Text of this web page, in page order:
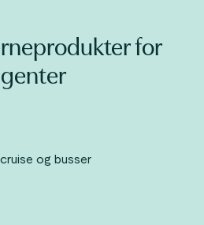
for
og busser